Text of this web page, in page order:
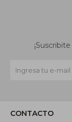
CONTACTO